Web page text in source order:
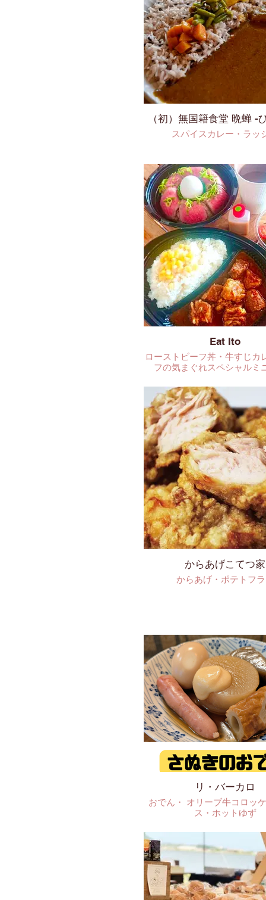
（初）無国籍食堂 晩蝉 -
スパイスカレー・ラッ
Eat Ito
ローストビーフ丼・牛すじカ
フの気まぐれスペシャルミ
からあげこてつ家
からあげ・ポテトフ
リ・バーカロ
おでん・ オリーブ牛コロッ
ス・ホットゆず